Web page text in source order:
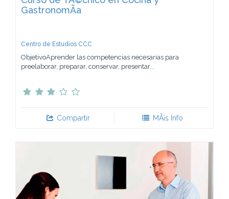
GastronomÃ­a
Centro de Estudios CCC
ObjetivoAprender las competencias necesarias para
preelaborar, preparar, conservar, presentar...
Compartir MÃ¡s Info